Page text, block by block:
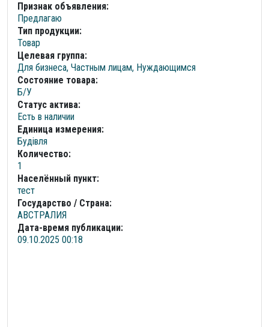
Признак объявления:
Предлагаю
Тип продукции:
Товар
Целевая группа:
Для бизнеса, Частным лицам, Нуждающимся
Состояние товара:
Б/У
Статус актива:
Есть в наличии
Единица измерения:
Будівля
Количество:
1
Населённый пункт:
тест
Государство / Страна:
АВСТРАЛИЯ
Дата-время публикации:
09.10.2025 00:18